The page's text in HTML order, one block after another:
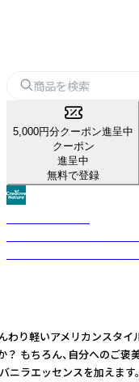
5,000円分クーポン進呈中
クーポン
進呈中
無料で登録
軽いアメリカン
ろん、自分へ
ラエッセンスを